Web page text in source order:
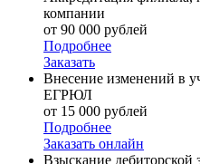
компании
от 90 000 рублей
Подробнее
Заказать
Внесение изменений в
ЕГРЮЛ
от 15 000 рублей
Подробнее
Заказать онлайн
Взыскание дебиторской